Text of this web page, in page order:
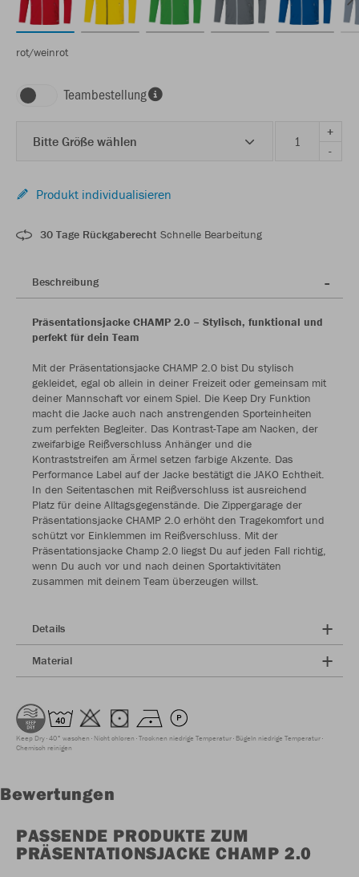
rot/weinrot
Teambestellung
Bitte Größe wählen
+
-
Produkt individualisieren
30 Tage Rückgaberecht Schnelle Bearbeitung
Beschreibung
Präsentationsjacke CHAMP 2.0 – Stylisch, funktional und
perfekt für dein Team
Mit der Präsentationsjacke CHAMP 2.0 bist Du stylisch
gekleidet, egal ob allein in deiner Freizeit oder gemeinsam mit
deiner Mannschaft vor einem Spiel. Die Keep Dry Funktion
macht die Jacke auch nach anstrengenden Sporteinheiten
zum perfekten Begleiter. Das Kontrast-Tape am Nacken, der
zweifarbige Reißverschluss Anhänger und die
Kontraststreifen am Ärmel setzen farbige Akzente. Das
Performance Label auf der Jacke bestätigt die JAKO Echtheit.
In den Seitentaschen mit Reißverschluss ist ausreichend
Platz für deine Alltagsgegenstände. Die Zippergarage der
Präsentationsjacke CHAMP 2.0 erhöht den Tragekomfort und
schützt vor Einklemmen im Reißverschluss. Mit der
Präsentationsjacke Champ 2.0 liegst Du auf jeden Fall richtig,
wenn Du auch vor und nach deinen Sportaktivitäten
zusammen mit deinem Team überzeugen willst.
Details
Material
Keep Dry 40° waschen Nicht chloren Trocknen niedrige Temperatur Bügeln niedrige Temperatur
Chemisch reinigen
Bewertungen
PASSENDE PRODUKTE ZUM
PRÄSENTATIONSJACKE CHAMP 2.0